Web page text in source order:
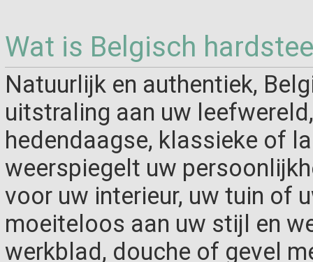
Wat is Belgisch
Natuurlijk en authentiek,
uitstraling aan uw
hedendaagse, klassieke of
weerspiegelt uw
voor uw interieur, uw tuin of
moeiteloos aan uw stijl en
werkblad, douche of gevel